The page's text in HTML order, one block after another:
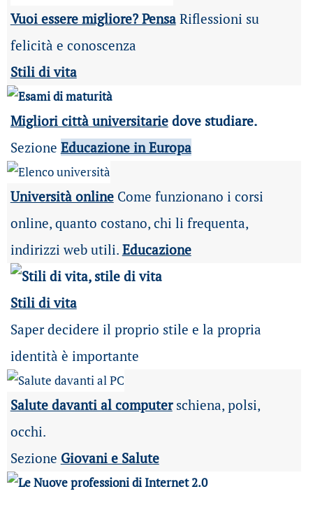
Vuoi essere migliore? PensaRiflessioni su
felicità e conoscenza
Stili di vita
Migliori città universitariedove studiare.
Sezione Educazione in Europa
Università online Come funzionano i corsi
online, quanto costano, chi li frequenta,
indirizzi web utili. Educazione
Stili di vita
Saper decidere il proprio stile e la propria
identità è importante
Salute davanti al computerschiena, polsi,
occhi.
Sezione Giovani e Salute